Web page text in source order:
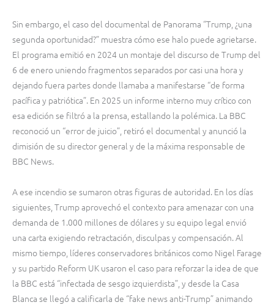
Sin embargo, el caso del documental de Panorama “Trump, ¿una
segunda oportunidad?” muestra cómo ese halo puede agrietarse.
El programa emitió en 2024 un montaje del discurso de Trump del
6 de enero uniendo fragmentos separados por casi una hora y
dejando fuera partes donde llamaba a manifestarse “de forma
pacífica y patriótica”. En 2025 un informe interno muy crítico con
esa edición se filtró a la prensa, estallando la polémica. La BBC
reconoció un “error de juicio”, retiró el documental y anunció la
dimisión de su director general y de la máxima responsable de
BBC News.
A ese incendio se sumaron otras figuras de autoridad. En los días
siguientes, Trump aprovechó el contexto para amenazar con una
demanda de 1.000 millones de dólares y su equipo legal envió
una carta exigiendo retractación, disculpas y compensación. Al
mismo tiempo, líderes conservadores británicos como Nigel Farage
y su partido Reform UK usaron el caso para reforzar la idea de que
la BBC está “infectada de sesgo izquierdista”, y desde la Casa
Blanca se llegó a calificarla de “fake news anti-Trump” animando